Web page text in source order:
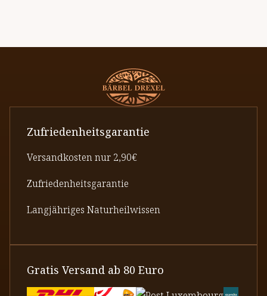
Zufriedenheitsgarantie
Versandkosten nur 2,90€
Zufriedenheitsgarantie
Langjähriges Naturheilwissen
Gratis Versand ab 80 Euro